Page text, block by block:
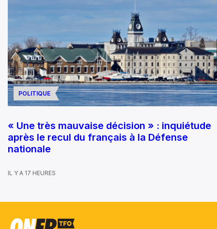
POLITIQUE
« Une très mauvaise décision » : inquiétude
après le recul du français à la Défense
nationale
IL Y A 17 HEURES